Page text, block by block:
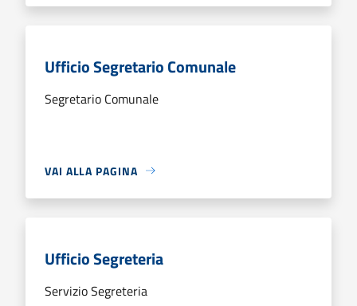
Ufficio Segretario Comunale
Segretario Comunale
VAI ALLA PAGINA
Ufficio Segreteria
Servizio Segreteria